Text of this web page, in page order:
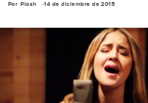
Por Piosh 14 de diciembre de 2015